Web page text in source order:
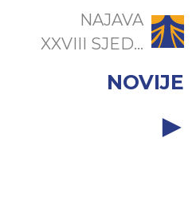
NAJAVA
XXVIII SJED...
NOVIJE